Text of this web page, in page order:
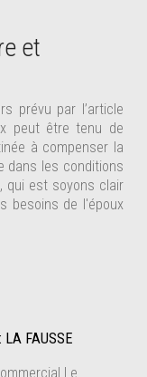
et
prévu par l’article
peut être tenu de
à compenser la
dans les conditions
qui est soyons clair
besoins de l'époux
LA FAUSSE
Le